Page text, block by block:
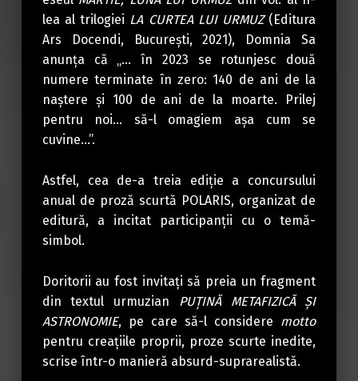
lea al trilogiei LA CURTEA LUI URMUZ (Editura
Ars Docendi, Bucureşti, 2021), Domnia Sa
anunţa că „… în 2023 se rotunjesc două
numere terminate în zero: 140 de ani de la
naştere şi 100 de ani de la moarte. Prilej
pentru noi… să-l omagiem aşa cum se
cuvine…”.
Astfel, cea de-a treia ediţie a concursului
anual de proză scurtă POLARIS, organizat de
editură, a incitat participanţii cu o temă-
simbol.
Doritorii au fost invitaţi să preia un fragment
din textul urmuzian
PUŢINĂ METAFIZICĂ ŞI
ASTRONOMIE, pe care să-l considere motto
pentru creaţiile proprii, proze scurte inedite,
scrise într-o manieră absurd-suprarealistă.